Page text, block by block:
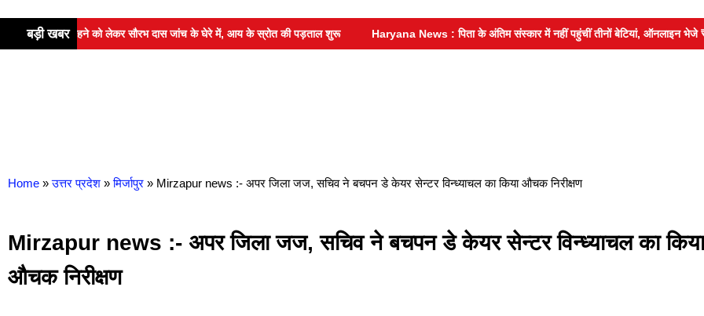
बड़ी खबर
में रहने को लेकर सौरभ दास जांच के घेरे में, आय के स्रोत की पड़ताल शुरू Haryana News : पिता के अंतिम संस्कार में नहीं पहुंचीं तीनों बेटियां, ऑनलाइन भेजे ₹5100
Home » उत्तर प्रदेश » मिर्जापुर » Mirzapur news :- अपर जिला जज, सचिव ने बचपन डे केयर सेन्टर विन्ध्याचल का किया औचक निरीक्षण
Mirzapur news :- अपर जिला जज, सचिव ने बचपन डे केयर सेन्टर विन्ध्याचल का किया
औचक निरीक्षण